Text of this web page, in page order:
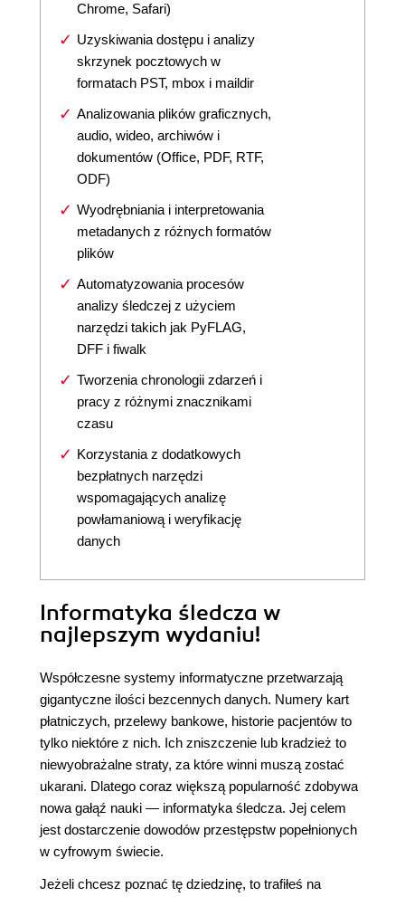
Chrome, Safari)
Uzyskiwania dostępu i analizy
skrzynek pocztowych w
formatach PST, mbox i maildir
Analizowania plików graficznych,
audio, wideo, archiwów i
dokumentów (Office, PDF, RTF,
ODF)
Wyodrębniania i interpretowania
metadanych z różnych formatów
plików
Automatyzowania procesów
analizy śledczej z użyciem
narzędzi takich jak PyFLAG,
DFF i fiwalk
Tworzenia chronologii zdarzeń i
pracy z różnymi znacznikami
czasu
Korzystania z dodatkowych
bezpłatnych narzędzi
wspomagających analizę
powłamaniową i weryfikację
danych
Informatyka śledcza w
najlepszym wydaniu!
Współczesne systemy informatyczne przetwarzają
gigantyczne ilości bezcennych danych. Numery kart
płatniczych, przelewy bankowe, historie pacjentów to
tylko niektóre z nich. Ich zniszczenie lub kradzież to
niewyobrażalne straty, za które winni muszą zostać
ukarani. Dlatego coraz większą popularność zdobywa
nowa gałąź nauki — informatyka śledcza. Jej celem
jest dostarczenie dowodów przestępstw popełnionych
w cyfrowym świecie.
Jeżeli chcesz poznać tę dziedzinę, to trafiłeś na